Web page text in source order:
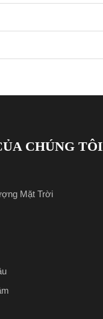
CHÚNG TÔI
Mặt Trời